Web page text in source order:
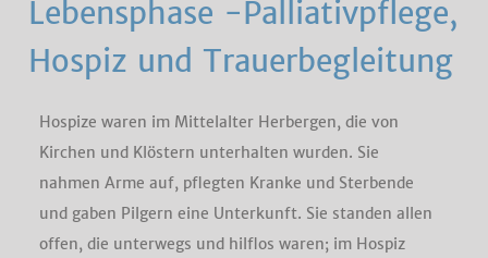
Lebensphase -Palliativpflege,
Hospiz und Trauerbegleitung
Hospize waren im Mittelalter Herbergen, die von
Kirchen und Klöstern unterhalten wurden. Sie
nahmen Arme auf, pflegten Kranke und Sterbende
und gaben Pilgern eine Unterkunft. Sie standen allen
offen, die unterwegs und hilflos waren; im Hospiz